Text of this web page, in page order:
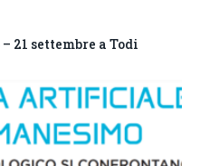
21 settembre a Todi